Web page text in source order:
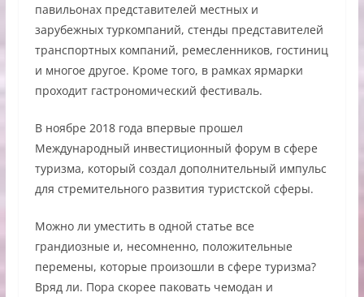
павильонах представителей местных и
зарубежных туркомпаний, стенды представителей
транспортных компаний, ремесленников, гостиниц
и многое другое. Кроме того, в рамках ярмарки
проходит гастрономический фестиваль.
В ноябре 2018 года впервые прошел
Международный инвестиционный форум в сфере
туризма, который создал дополнительный импульс
для стремительного развития туристской сферы.
Можно ли уместить в одной статье все
грандиозные и, несомненно, положительные
перемены, которые произошли в сфере туризма?
Вряд ли. Пора скорее паковать чемодан и